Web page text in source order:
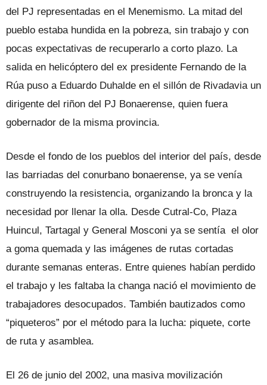
del PJ representadas en el Menemismo. La mitad del
pueblo estaba hundida en la pobreza, sin trabajo y con
pocas expectativas de recuperarlo a corto plazo. La
salida en helicóptero del ex presidente Fernando de la
Rúa puso a Eduardo Duhalde en el sillón de Rivadavia un
dirigente del riñon del PJ Bonaerense, quien fuera
gobernador de la misma provincia.
Desde el fondo de los pueblos del interior del país, desde
las barriadas del conurbano bonaerense, ya se venía
construyendo la resistencia, organizando la bronca y la
necesidad por llenar la olla. Desde Cutral-Co, Plaza
Huincul, Tartagal y General Mosconi ya se sentía el olor
a goma quemada y las imágenes de rutas cortadas
durante semanas enteras. Entre quienes habían perdido
el trabajo y les faltaba la changa nació el movimiento de
trabajadores desocupados. También bautizados como
“piqueteros” por el método para la lucha: piquete, corte
de ruta y asamblea.
El 26 de junio del 2002, una masiva movilización